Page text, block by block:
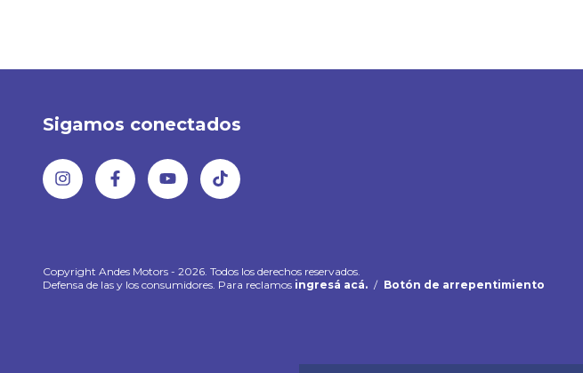
Sigamos conectados
Copyright Andes Motors - 2026. Todos los derechos reservados.
Defensa de las y los consumidores. Para reclamos ingresá acá. / Botón de arrepentimiento